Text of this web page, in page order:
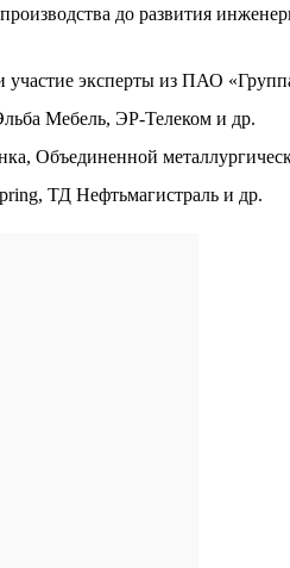
до развития
эксперты из ПАО
Мебель, ЭР-Телеком и др.
Объединенной
ТД Нефтьмагистраль и др.